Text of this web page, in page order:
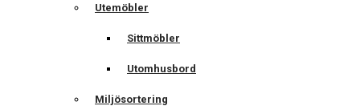
Utemöbler
Sittmöbler
Utomhusbord
Miljösortering